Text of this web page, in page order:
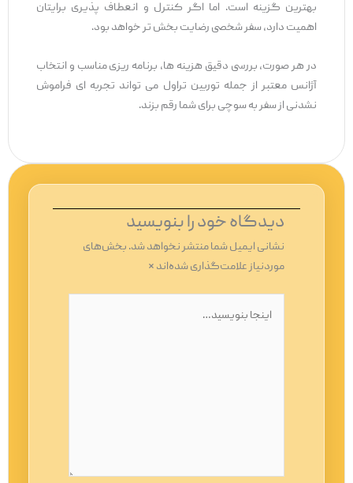
بهترین گزینه است. اما اگر کنترل و انعطاف ‌پذیری برایتان
اهمیت دارد، سفر شخصی رضایت ‌بخش ‌تر خواهد بود.
در هر صورت، بررسی دقیق هزینه‌ ها، برنامه ‌ریزی مناسب و انتخاب
آژانس معتبر از جمله توربین تراول می ‌تواند تجربه ‌ای فراموش
‌نشدنی از سفر به سوچی برای شما رقم بزند.
دیدگاه‌ خود را بنویسید
نشانی ایمیل شما منتشر نخواهد شد.بخش‌های
موردنیاز علامت‌گذاری شده‌اند*
بنویسید…